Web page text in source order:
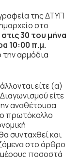
της ΔΤΥΠ
στο
στις 30 του μήνα
10:00 π.μ.
αρμόδια
είτε (α)
είτε
αναθέτουσα
πρωτόκολλο
συνταχθεί και
στο άρθρο
ποσοστά